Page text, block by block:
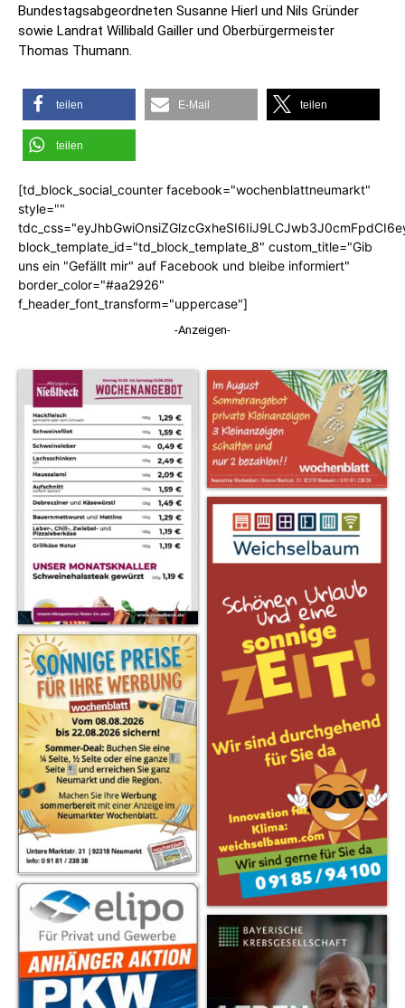
Bundestagsabgeordneten Susanne Hierl und Nils Gründer
sowie Landrat Willibald Gailler und Oberbürgermeister
Thomas Thumann.
teilen E-Mail teilen
teilen
[td_block_social_counter facebook="wochenblattneumarkt"
style=""
block_template_id="td_block_template_8" custom_title="Gib
uns ein "Gefällt mir" auf Facebook und bleibe informiert"
border_color="#aa2926"
f_header_font_transform="uppercase"]
-Anzeigen-